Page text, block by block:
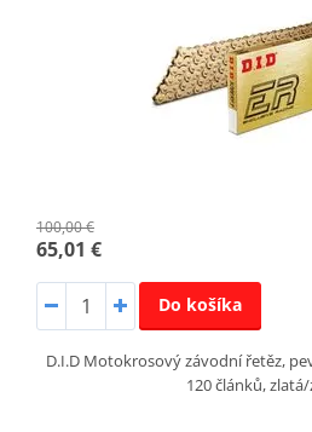
100,00 €
65,01 €
Do košíka
D.I.D Motokrosový závodní řetěz,
120 článků,